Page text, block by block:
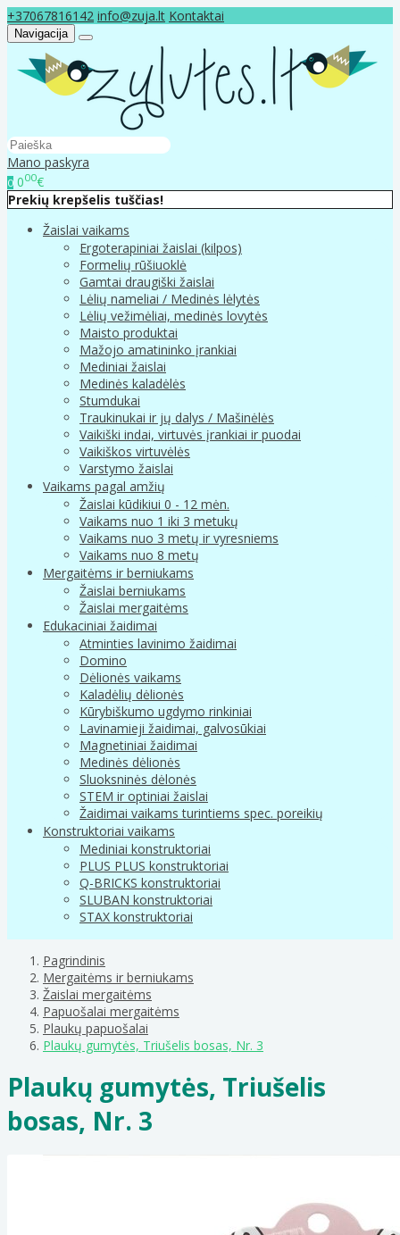
+37067816142 info@zuja.lt Kontaktai
Navigacija
Mano paskyra
0 000€
Prekių krepšelis tuščias!
Žaislai vaikams
Ergoterapiniai žaislai (kilpos)
Formelių rūšiuoklė
Gamtai draugiški žaislai
Lėlių nameliai / Medinės lėlytės
Lėlių vežimėliai, medinės lovytės
Maisto produktai
Mažojo amatininko įrankiai
Mediniai žaislai
Medinės kaladėlės
Stumdukai
Traukinukai ir jų dalys / Mašinėlės
Vaikiški indai, virtuvės įrankiai ir puodai
Vaikiškos virtuvėlės
Varstymo žaislai
Vaikams pagal amžių
Žaislai kūdikiui 0 - 12 mėn.
Vaikams nuo 1 iki 3 metukų
Vaikams nuo 3 metų ir vyresniems
Vaikams nuo 8 metų
Mergaitėms ir berniukams
Žaislai berniukams
Žaislai mergaitėms
Edukaciniai žaidimai
Atminties lavinimo žaidimai
Domino
Dėlionės vaikams
Kaladėlių dėlionės
Kūrybiškumo ugdymo rinkiniai
Lavinamieji žaidimai, galvosūkiai
Magnetiniai žaidimai
Medinės dėlionės
Sluoksninės dėlonės
STEM ir optiniai žaislai
Žaidimai vaikams turintiems spec. poreikių
Konstruktoriai vaikams
Mediniai konstruktoriai
PLUS PLUS konstruktoriai
Q-BRICKS konstruktoriai
SLUBAN konstruktoriai
STAX konstruktoriai
Pagrindinis
Mergaitėms ir berniukams
Žaislai mergaitėms
Papuošalai mergaitėms
Plaukų papuošalai
Plaukų gumytės, Triušelis bosas, Nr. 3
Plaukų gumytės, Triušelis
bosas, Nr. 3